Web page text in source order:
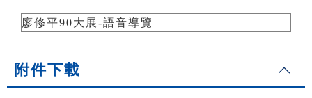
廖修平90大展-語音導覽
附件下載